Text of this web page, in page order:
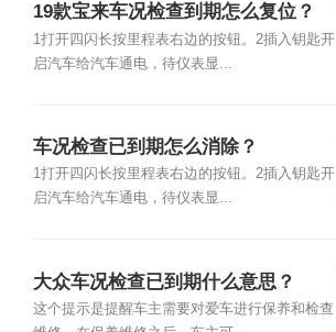
19款宝来车况检查到期怎么复位？
1打开四闪长按里程表右边的按钮。2插入钥匙开
启汽车给汽车通电，待仪表显...
车况检查已到期怎么消除？
1打开四闪长按里程表右边的按钮。2插入钥匙开
启汽车给汽车通电，待仪表显...
大众车况检查已到期什么意思？
这个提示是提醒车主需要对爱车进行保养和检查